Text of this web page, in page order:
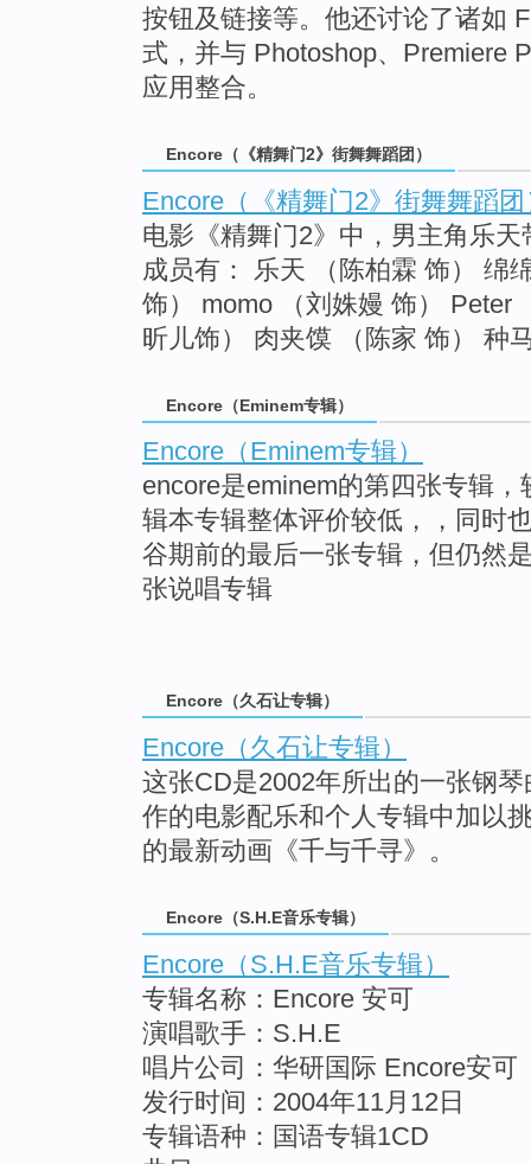
按钮及链接等。他还讨论了诸如
式，并与 Photoshop、Premiere
应用整合。
Encore（《精舞门2》街舞舞蹈团）
Encore（《精舞门2》街舞舞蹈团
电影《精舞门2》中，男主角乐
成员有： 乐天 （陈柏霖 饰） 绵
饰） momo （刘姝嫚 饰）
昕儿饰） 肉夹馍 （陈家 饰） 种
Encore（Eminem专辑）
Encore（Eminem专辑）
encore是eminem的第四张专辑，
辑本专辑整体评价较低，，同时
谷期前的最后一张专辑，但仍然
张说唱专辑
Encore（久石让专辑）
Encore（久石让专辑）
这张CD是2002年所出的一张钢
作的电影配乐和个人专辑中加以
的最新动画《千与千寻》。
Encore（S.H.E音乐专辑）
Encore（S.H.E音乐专辑）
专辑名称：Encore 安可
演唱歌手：S.H.E
唱片公司：华研国际 Encore安可
发行时间：2004年11月12日
专辑语种：国语专辑1CD